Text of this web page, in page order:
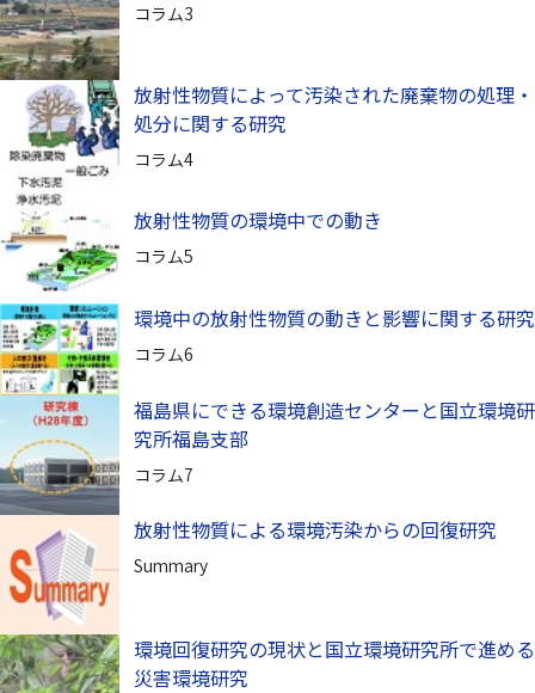
コラム3
放射性物質によって汚染された廃棄物の処理・
処分に関する研究
コラム4
放射性物質の環境中での動き
コラム5
環境中の放射性物質の動きと影響に関する研究
コラム6
福島県にできる環境創造センターと国立環境研
究所福島支部
コラム7
放射性物質による環境汚染からの回復研究
Summary
環境回復研究の現状と国立環境研究所で進める
災害環境研究